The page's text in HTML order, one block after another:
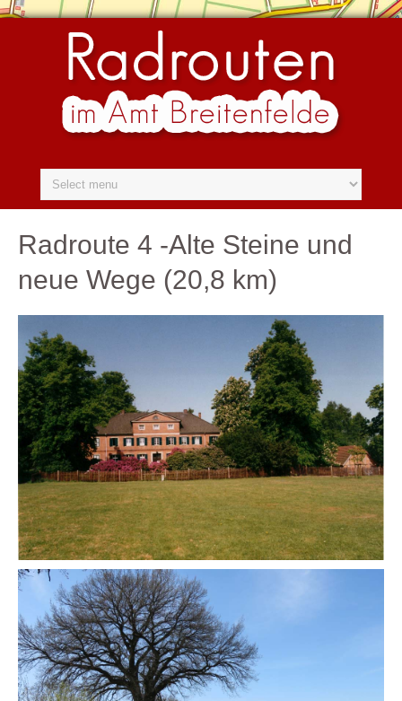
Radroute 4 -Alte Steine und
neue Wege (20,8 km)